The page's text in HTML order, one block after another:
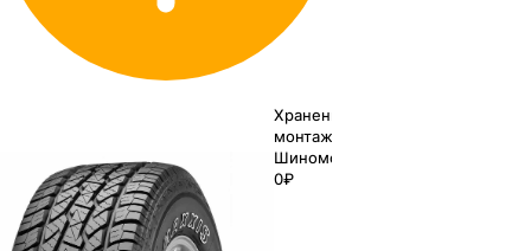
Хранение до
монтажа 0₽
Шиномонтаж
0₽